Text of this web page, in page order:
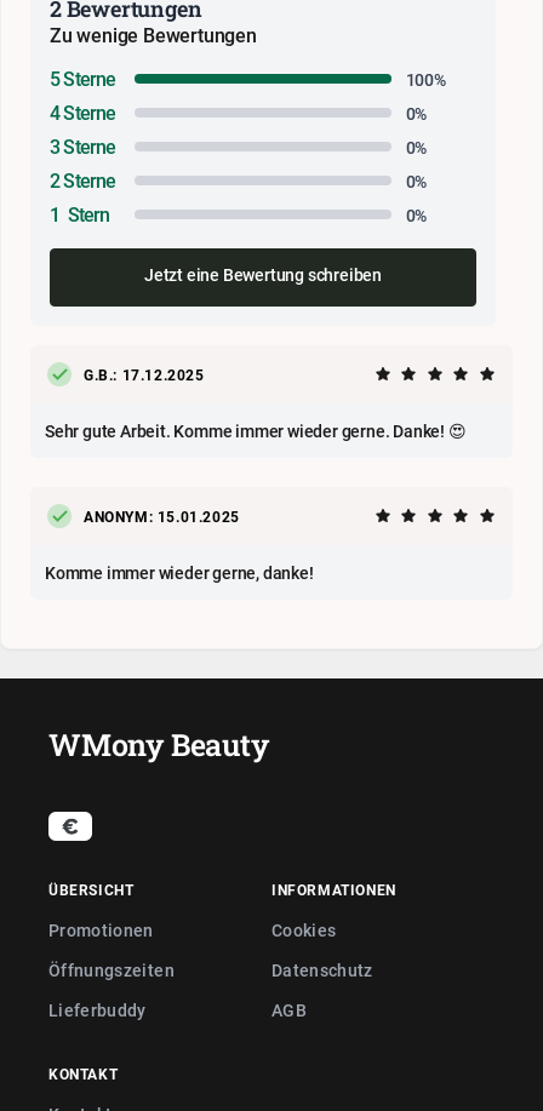
2 Bewertungen
Zu wenige Bewertungen
5 Sterne
100%
4 Sterne 0%
3 Sterne 0%
2 Sterne 0%
1 Stern 0%
Jetzt eine Bewertung schreiben
G.B.: 17.12.2025
Sehr gute Arbeit. Komme immer wieder gerne. Danke! 😍
ANONYM: 15.01.2025
Komme immer wieder gerne, danke!
WMony Beauty
ÜBERSICHT
Promotionen
Öffnungszeiten
Lieferbuddy
INFORMATIONEN
Cookies
Datenschutz
AGB
KONTAKT